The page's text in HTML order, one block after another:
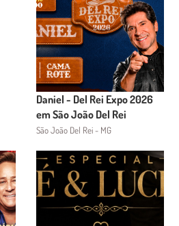
Daniel - Del Rei Expo 2026
em São João Del Rei
São João Del Rei - MG